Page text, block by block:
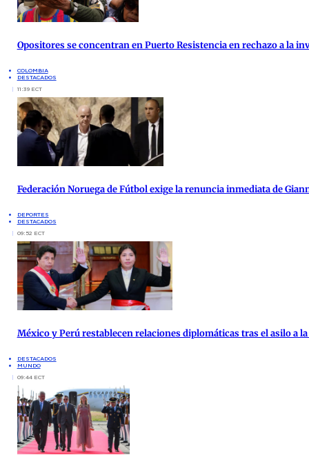
Opositores se concentran en Puerto Resistencia en rechazo a la
COLOMBIA
DESTACADOS
11:39 ECT
Federación Noruega de Fútbol exige la renuncia inmediata de
DEPORTES
DESTACADOS
09:52 ECT
México y Perú restablecen relaciones diplomáticas tras el asilo a
DESTACADOS
MUNDO
09:44 ECT